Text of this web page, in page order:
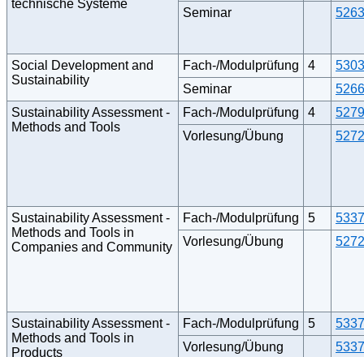
technische Systeme
Seminar
Social Development and
Sustainability
Fach-/Modulprüfung 4
Seminar
Sustainability Assessment -
Methods and Tools
Fach-/Modulprüfung 4
Vorlesung/Übung
Sustainability Assessment -
Methods and Tools in
Companies and Community
Fach-/Modulprüfung 5
Vorlesung/Übung
Sustainability Assessment -
Methods and Tools in
Products
Fach-/Modulprüfung 5
Vorlesung/Übung